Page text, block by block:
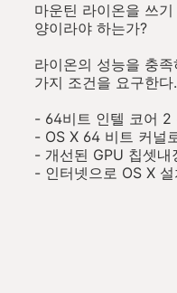
마운틴 라이온을 쓰
양이라야 하는가?
라이온의 성능을 충
가지 조건을 요구한다.
- 64비트 인텔 코어 2
- OS X 64 비트 커널
- 개선된 GPU 칩셋내
- 인터넷으로 OS X